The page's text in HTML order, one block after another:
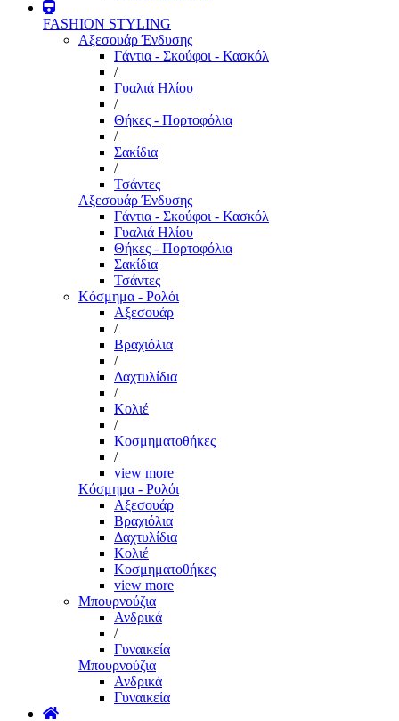
FASHION STYLING
Αξεσουάρ Ένδυσης
Γάντια - Σκούφοι - Κασκόλ
/
Γυαλιά Ηλίου
/
Θήκες - Πορτοφόλια
/
Σακίδια
/
Τσάντες
Αξεσουάρ Ένδυσης
Γάντια - Σκούφοι - Κασκόλ
Γυαλιά Ηλίου
Θήκες - Πορτοφόλια
Σακίδια
Τσάντες
Κόσμημα - Ρολόι
Αξεσουάρ
/
Βραχιόλια
/
Δαχτυλίδια
/
Κολιέ
/
Κοσμηματοθήκες
/
view more
Κόσμημα - Ρολόι
Αξεσουάρ
Βραχιόλια
Δαχτυλίδια
Κολιέ
Κοσμηματοθήκες
view more
Μπουρνούζια
Ανδρικά
/
Γυναικεία
Μπουρνούζια
Ανδρικά
Γυναικεία